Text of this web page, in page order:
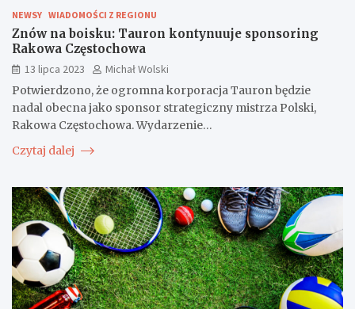
NEWSY WIADOMOŚCI Z REGIONU
Znów na boisku: Tauron kontynuuje sponsoring
Rakowa Częstochowa
13 lipca 2023
Michał Wolski
Potwierdzono, że ogromna korporacja Tauron będzie
nadal obecna jako sponsor strategiczny mistrza Polski,
Rakowa Częstochowa. Wydarzenie…
Czytaj dalej